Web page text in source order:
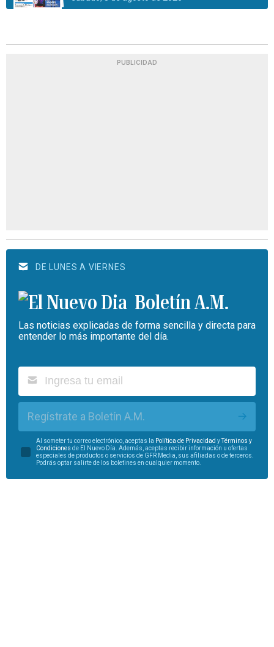
PUBLICIDAD
DE LUNES A VIERNES
Boletín A.M.
Las noticias explicadas de forma sencilla y directa para
entender lo más importante del día.
Regístrate a Boletín A.M.
Al someter tu correo electrónico, aceptas la Política de Privacidad yTérminos y
Condiciones de El Nuevo Día. Además, aceptas recibir información u ofertas
especiales de productos o servicios de GFR Media, sus afiliadas o de terceros.
Podrás optar salirte de los boletines en cualquier momento.